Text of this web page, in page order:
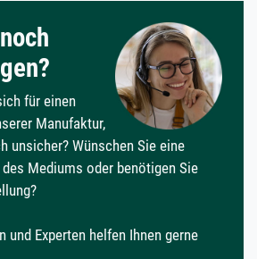
für einen
Manufaktur,
unsicher? Wünschen Sie eine
des Mediums oder benötigen Sie
und Experten helfen Ihnen gerne